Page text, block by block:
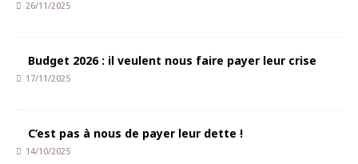
26/11/2025
Budget 2026 : il veulent nous faire payer leur crise
17/11/2025
C’est pas à nous de payer leur dette !
14/10/2025